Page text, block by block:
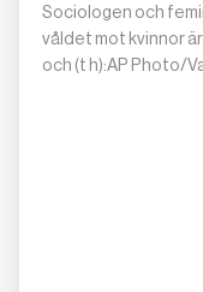
Sociologen och
våldet mot kvinnor
och (t h):AP Photo/